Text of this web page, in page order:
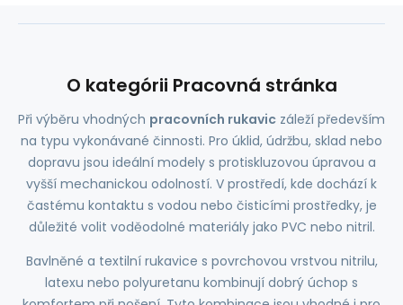
O kategórii Pracovná stránka
Při výběru vhodných pracovních rukavic záleží především
na typu vykonávané činnosti. Pro úklid, údržbu, sklad nebo
dopravu jsou ideální modely s protiskluzovou úpravou a
vyšší mechanickou odolností. V prostředí, kde dochází k
častému kontaktu s vodou nebo čisticími prostředky, je
důležité volit voděodolné materiály jako PVC nebo nitril.
Bavlněné a textilní rukavice s povrchovou vrstvou nitrilu,
latexu nebo polyuretanu kombinují dobrý úchop s